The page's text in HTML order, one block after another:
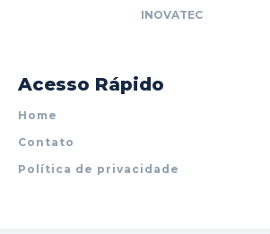
INOVATEC
Acesso Rápido
Home
Contato
Política de privacidade